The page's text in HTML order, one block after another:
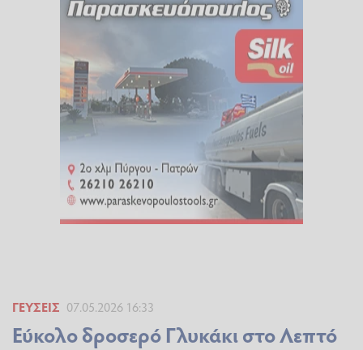
ΓΕΎΣΕΙΣ 07.05.2026 16:33
Εύκολο δροσερό Γλυκάκι στο Λεπτό